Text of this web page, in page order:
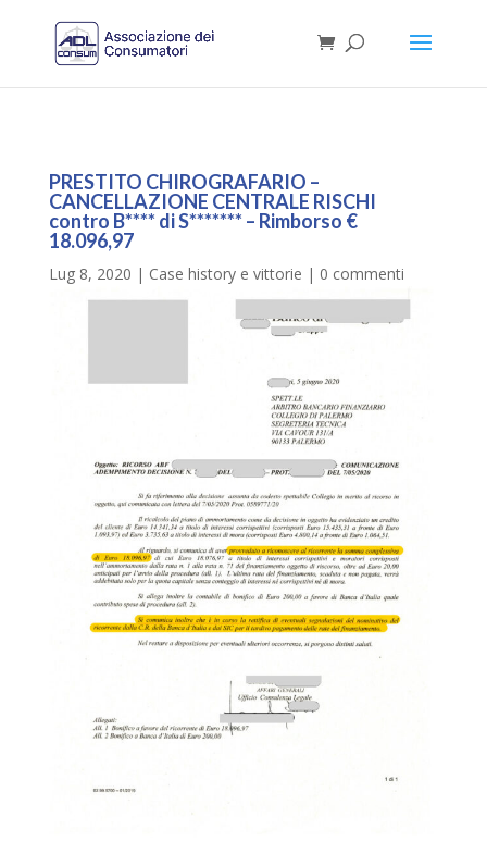
PRESTITO CHIROGRAFARIO –
CANCELLAZIONE CENTRALE RISCHI
contro B**** di S******* – Rimborso €
18.096,97
Lug 8, 2020 | Case history e vittorie | 0 commenti